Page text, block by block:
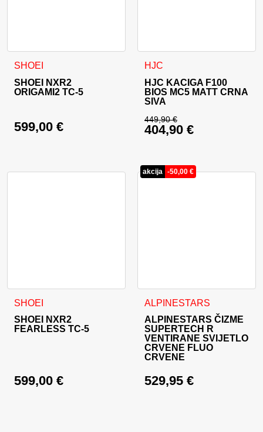
SHOEI
SHOEI NXR2
ORIGAMI2 TC-5
599,00 €
Ovaj proizvod ima više varijanti. Opcije se mogu odabrati
HJC
HJC KACIGA F100
BIOS MC5 MATT CRNA
SIVA
449,90€
Izvorna cijena bila
404,90 €
Ovaj proizvod ima više
SHOEI
SHOEI NXR2
FEARLESS TC-5
599,00 €
Ovaj proizvod ima više varijanti. Opcije se mogu odabrati
akcija -50,00 €
ALPINESTARS
ALPINESTARS ČIZME
SUPERTECH R
VENTIRANE SVIJETLO
CRVENE FLUO
CRVENE
529,95 €
Ovaj proizvod ima više